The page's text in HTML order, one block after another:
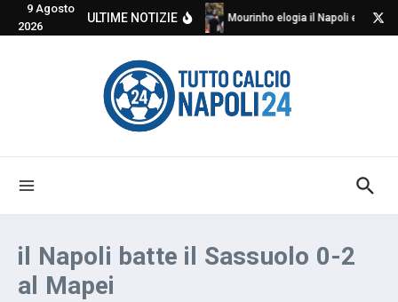
Salta al contenuto
9 Agosto
2026
ULTIME NOTIZIE Mourinho elogia il Napoli e critica
il Napoli batte il Sassuolo 0-2
al Mapei